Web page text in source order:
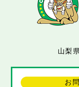
山梨
お